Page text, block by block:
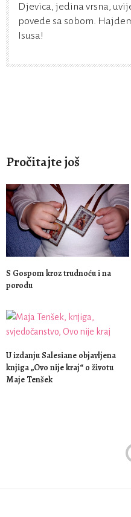
Djevica, jedina vrsna,
povede sa sobom.
Isusa!
Pročitajte još
S Gospom kroz trudnoću i na
porodu
U izdanju Salesiane objavljena
knjiga „Ovo nije kraj“ o životu
Maje Tenšek